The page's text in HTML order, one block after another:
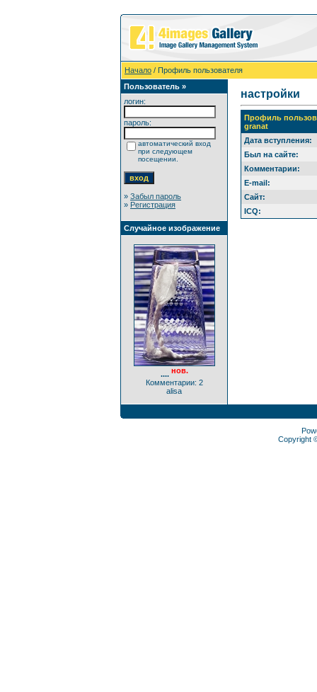
Начало / Профиль пользователя
Пользователь »
логин:
пароль:
автоматический вход
при следующем
посещении.
» Забыл пароль
» Регистрация
Случайное изображение
.... нов.
Комментарии: 2
alisa
настройки
Профиль
granat
Дата вступления:
Был на сайте:
Комментарии:
E-mail:
Сайт:
ICQ:
Copyright